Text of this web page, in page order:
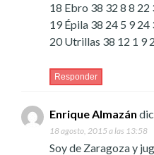
18 Ebro 38 32 8 8 22
19 Épila 38 24 5 9 24
20 Utrillas 38 12 1 9
Responder
Enrique Almazán
18 agosto, 2015 a las 13:58
Soy de Zaragoza y